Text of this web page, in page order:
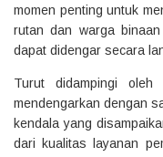
momen penting untuk
rutan dan warga
dapat didengar secara
Turut didampingi
mendengarkan dengan
kendala yang
dari kualitas layanan